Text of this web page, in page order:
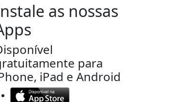
as nossas
para
iPad e Android